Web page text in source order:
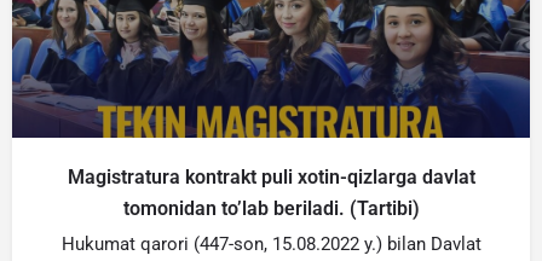
Magistratura kontrakt puli xotin-qizlarga davlat
tomonidan to’lab beriladi. (Tartibi)
Hukumat qarori (447-son, 15.08.2022 y.) bilan Davlat